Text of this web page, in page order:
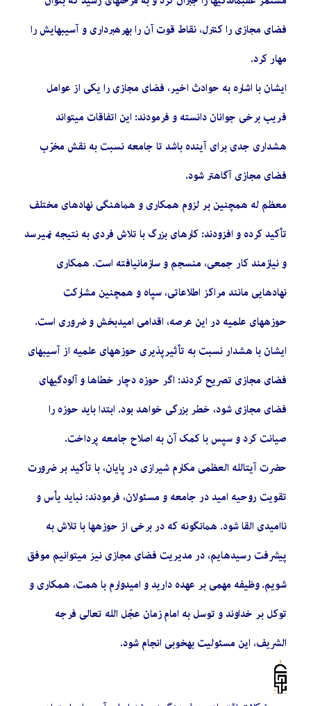
فضای مجازی را کنترل، نقاط قوت آن را بهرهبرداری و آسیبهایش را
مهار کرد.
ایشان با اشاره به حوادث اخیر، فضای مجازی را یکی از عوامل
فریب برخی جوانان دانسته و فرمودند: این اتفاقات میتواند
هشداری جدی برای آینده باشد تا جامعه نسبت به نقش مخرّب
فضای مجازی آگاهتر شود.
معظم له همچنین بر لزوم همکاری و هماهنگی نهادهای مختلف
تأکید کرده و افزودند: کارهای بزرگ با تلاش فردی به نتیجه نمیرسد
و نیازمند کار جمعی، منسجم و سازمانیافته است. همکاری
نهادهایی مانند مراکز اطلاعاتی، سپاه و همچنین مشارکت
حوزههای علمیه در این عرصه، اقدامی امیدبخش و ضروری است.
ایشان با هشدار نسبت به تأثیرپذیری حوزههای علمیه از آسیبهای
فضای مجازی تصریح کردند: اگر حوزه دچار خطاها و آلودگیهای
فضای مجازی شود، خطر بزرگی خواهد بود. ابتدا باید حوزه را
صیانت کرد و سپس با کمک آن به اصلاح جامعه پرداخت.
حضرت آیتالله العظمی مکارم شیرازی در پایان، با تأکید بر ضرورت
تقویت روحیه امید در جامعه و مسئولان، فرمودند: نباید یأس و
ناامیدی القا شود. همانگونه که در برخی از حوزهها با تلاش به
پیشرفت رسیدهایم، در مدیریت فضای مجازی نیز میتوانیم موفق
شویم. وظیفه مهمی بر عهده دارید و امیدوارم با همت، همکاری و
توکل بر خداوند و توسل به امام زمان عجّل الله تعالی فرجه
الشریف، این مسئولیت بهخوبی انجام شود.